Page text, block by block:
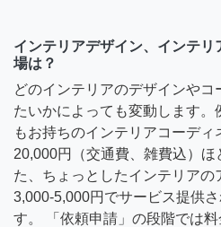
インテリアデザイン、インテリ
場は？
どのインテリアのデザインや
たいかによっても変動します。
もお持ちのインテリアコーディ
20,000円（交通費、雑費込）ほ
た、ちょっとしたインテリアの
3,000-5,000円でサービス提供
す。 「依頼申請」の段階では料